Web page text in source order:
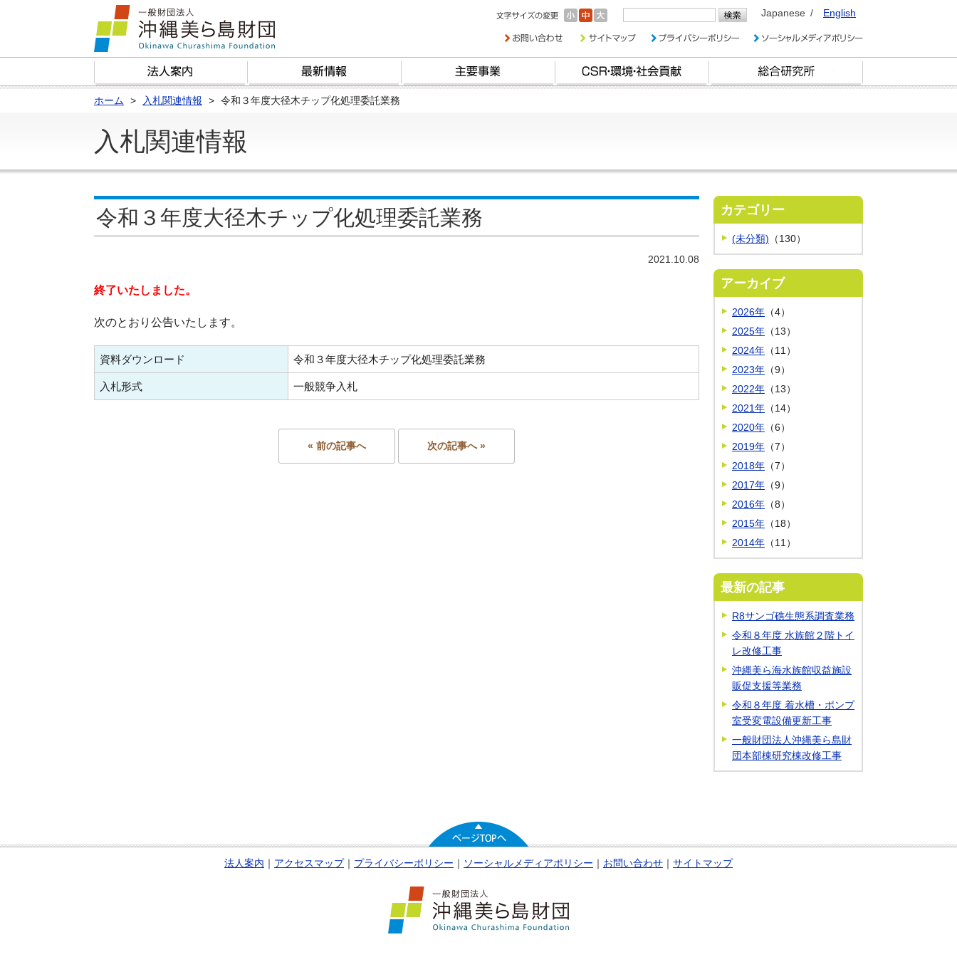
Japanese English
ホーム 入札関連情報 令和３年度大径木チップ化処理委託業務
入札関連情報
令和３年度大径木チップ化処理委託業務
2021.10.08
終了いたしました。
次のとおり公告いたします。
資料ダウンロード 令和３年度大径木チップ化処理委託業務
入札形式 一般競争入札
« 前の記事へ 次の記事へ »
カテゴリー
(未分類) （130）
アーカイブ
2026年 （4）
2025年 （13）
2024年 （11）
2023年 （9）
2022年 （13）
2021年 （14）
2020年 （6）
2019年 （7）
2018年 （7）
2017年 （9）
2016年 （8）
2015年 （18）
2014年 （11）
最新の記事
R8サンゴ礁生態系調査業務
令和８年度 水族館２階トイ
レ改修工事
沖縄美ら海水族館収益施設
販促支援等業務
令和８年度 着水槽・ポンプ
室受変電設備更新工事
一般財団法人沖縄美ら島財
団本部棟研究棟改修工事
法人案内 ｜ アクセスマップ｜ プライバシーポリシー ｜ ソーシャルメディアポリシー ｜ お問い合わせ ｜ サイトマップ